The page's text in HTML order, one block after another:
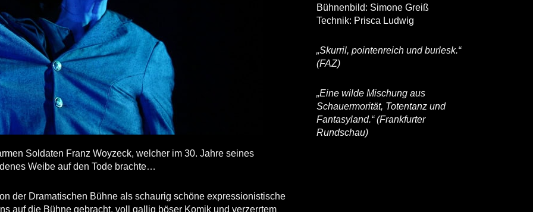
Soldaten Franz Woyzeck, welcher im 30. Jahre seines
Weibe auf den Tode brachte…
der Dramatischen Bühne als schaurig schöne expressionistische
auf die Bühne gebracht, voll gallig böser Komik und verzerrtem
Bühnenbild: Simone Greiß
Technik: Prisca Ludwig
„Skurril, pointenreich und burlesk.“
(FAZ)
„Eine wilde Mischung aus
Schauermorität, Totentanz und
Fantasyland.“ (Frankfurter
Rundschau)